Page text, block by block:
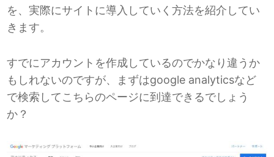
を、実際にサイトに導入していく方法を紹介してい
きます。
すでにアカウントを作成しているのでかなり違うか
もしれないのですが、まずはgoogle analyticsなど
で検索してこちらのページに到達できるでしょう
か？